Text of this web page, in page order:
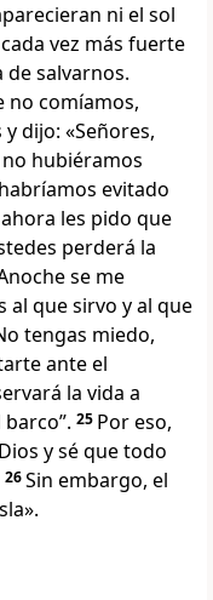
ni el sol
vez más fuerte
salvarnos.
no comíamos,
dijo: «Señores,
hubiéramos
evitado
les pido que
perderá la
se me
al que sirvo y al que
tengas miedo,
ante el
la vida a
25 Por eso,
y sé que todo
26Sin embargo, el